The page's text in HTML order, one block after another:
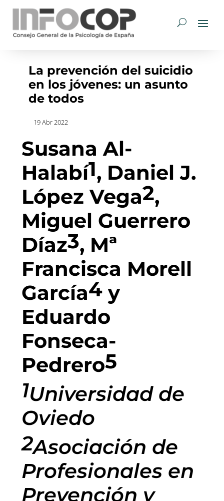
La prevención del suicidio
en los jóvenes: un asunto
de todos
19 Abr 2022
Susana Al-
Halabí1, Daniel J.
López Vega2,
Miguel Guerrero
Díaz3, Mª
Francisca Morell
García4y
Eduardo
Fonseca-
Pedrero5
1Universidad de
Oviedo
2Asociación de
Profesionales en
Prevención y